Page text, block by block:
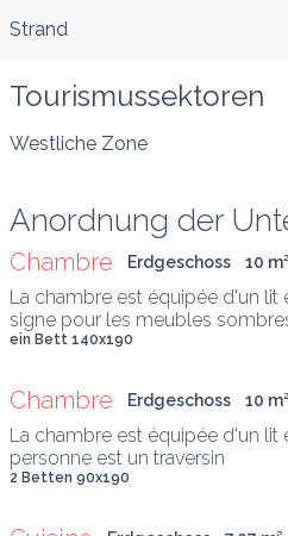
Strand
Tourismussektoren
Westliche Zone
Anordnung der
Chambre Erdgeschoss 10 m²
La chambre est équipée d'un
signe pour les meubles
ein Bett 140x190
Chambre Erdgeschoss 10 m²
La chambre est équipée d'un
personne est un traversin
2 Betten 90x190